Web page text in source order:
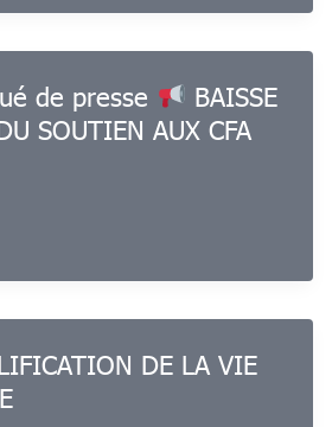
de presse
BAISSE
SOUTIEN AUX CFA
DE LA VIE